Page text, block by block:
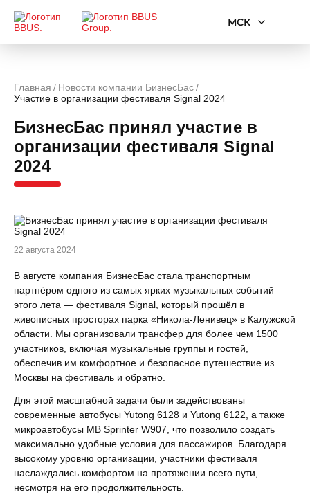
МСК
Главная
Новости компании БизнесБас
Участие в организации фестиваля Signal 2024
БизнесБас принял участие в
организации фестиваля Signal
2024
22 августа 2024
В августе компания БизнесБас стала транспортным
партнёром одного из самых ярких музыкальных событий
этого лета — фестиваля Signal, который прошёл в
живописных просторах парка «Никола-Ленивец» в Калужской
области. Мы организовали трансфер для более чем 1500
участников, включая музыкальные группы и гостей,
обеспечив им комфортное и безопасное путешествие из
Москвы на фестиваль и обратно.
Для этой масштабной задачи были задействованы
современные автобусы Yutong 6128 и Yutong 6122, а также
микроавтобусы MB Sprinter W907, что позволило создать
максимально удобные условия для пассажиров. Благодаря
высокому уровню организации, участники фестиваля
наслаждались комфортом на протяжении всего пути,
несмотря на его продолжительность.